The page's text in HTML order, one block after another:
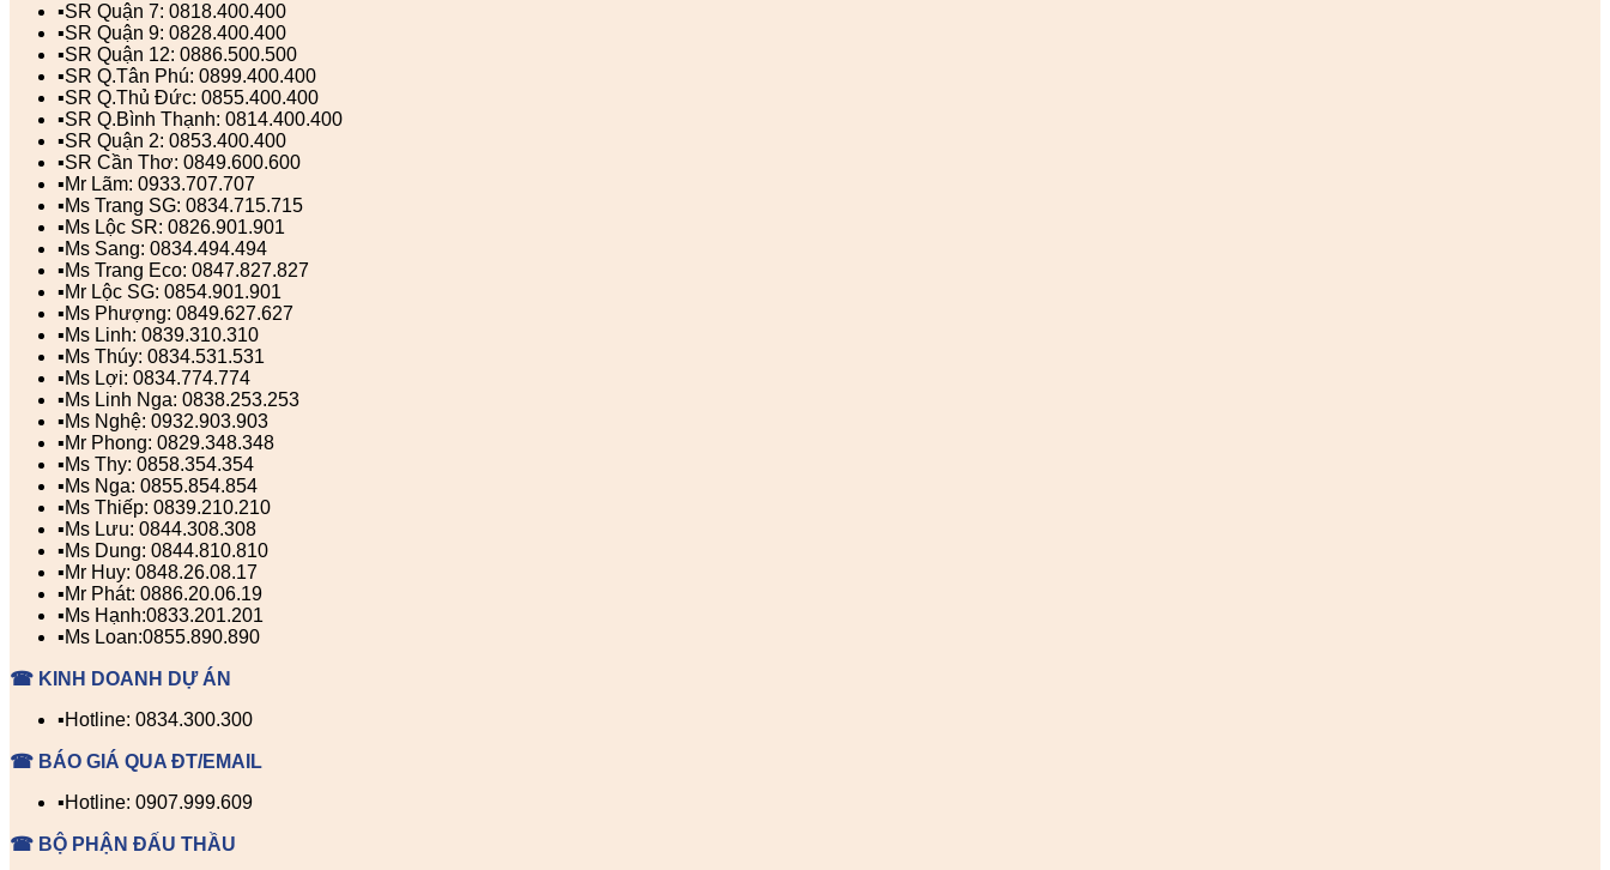
▪️SR Quận 7: 0818.400.400
▪️SR Quận 9: 0828.400.400
▪️SR Quận 12: 0886.500.500
▪️SR Q.Tân Phú: 0899.400.400
▪️SR Q.Thủ Đức: 0855.400.400
▪️SR Q.Bình Thạnh: 0814.400.400
▪️SR Quận 2: 0853.400.400
▪️SR Cần Thơ: 0849.600.600
▪️Mr Lãm: 0933.707.707
▪️Ms Trang SG: 0834.715.715
▪️Ms Lộc SR: 0826.901.901
▪️Ms Sang: 0834.494.494
▪️Ms Trang Eco: 0847.827.827
▪️Mr Lộc SG: 0854.901.901
▪️Ms Phượng: 0849.627.627
▪️Ms Linh: 0839.310.310
▪️Ms Thúy: 0834.531.531
▪️Ms Lợi: 0834.774.774
▪️Ms Linh Nga: 0838.253.253
▪️Ms Nghệ: 0932.903.903
▪️Mr Phong: 0829.348.348
▪️Ms Thy: 0858.354.354
▪️Ms Nga: 0855.854.854
▪️Ms Thiếp: 0839.210.210
▪️Ms Lưu: 0844.308.308
▪️Ms Dung: 0844.810.810
▪️Mr Huy: 0848.26.08.17
▪️Mr Phát: 0886.20.06.19
▪️Ms Hạnh:0833.201.201
▪️Ms Loan:0855.890.890
☎ KINH DOANH DỰ ÁN
▪️Hotline: 0834.300.300
☎ BÁO GIÁ QUA ĐT/EMAIL
▪️Hotline: 0907.999.609
☎ BỘ PHẬN ĐẤU THẦU